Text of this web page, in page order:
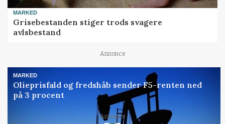
MARKED
Grisebestanden stiger trods svagere
avlsbestand
Annonce
MARKED
Olieprisfald og fredshåb sender F5-renten ned
på 3 procent
Annonce